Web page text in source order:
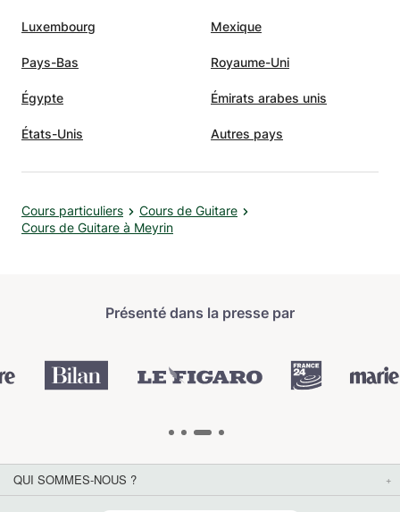
Luxembourg Mexique
Pays-Bas Royaume-Uni
Égypte Émirats arabes unis
États-Unis Autres pays
Cours particuliers
Cours de Guitare
Cours de Guitare à Meyrin
Présenté dans la presse par
QUI SOMMES-NOUS ?